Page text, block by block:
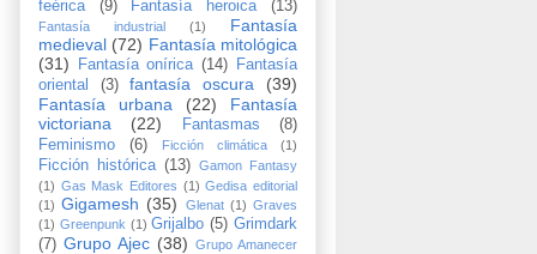
feérica
(9) Fantasía heroica (13)
Fantasía industrial (1)
Fantasía
medieval (72) Fantasía mitológica
(31)
Fantasía onírica (14)
Fantasía
oriental
(3) fantasía oscura
(39)
Fantasía urbana
(22)
Fantasía
victoriana
(22) Fantasmas
(8)
Feminismo
(6) Ficción climática (1)
Ficción histórica (13) Gamon Fantasy
(1) Gas Mask Editores (1) Gedisa editorial
(1) Gigamesh (35) Glenat (1) Graves
(1) Greenpunk (1) Grijalbo (5) Grimdark
(7) Grupo Ajec (38) Grupo Amanecer